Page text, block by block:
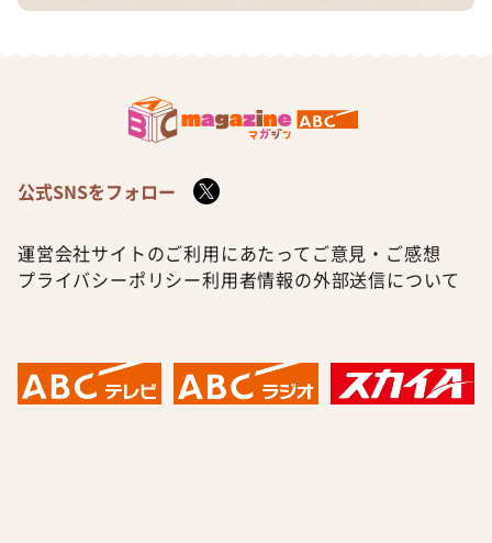
公式SNSをフォロー
運営会社サイトのご利用にあたって ご意見・ご感想
プライバシーポリシー利用者情報の外部送信について